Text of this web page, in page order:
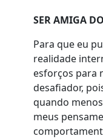
SER AMIGA
Para que eu
realidade
esforços para
desafiador,
quando
meus